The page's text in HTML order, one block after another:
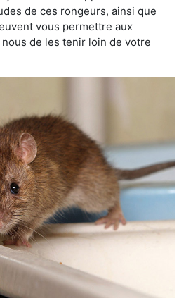
de ces rongeurs, ainsi que
vous permettre aux
de les tenir loin de votre